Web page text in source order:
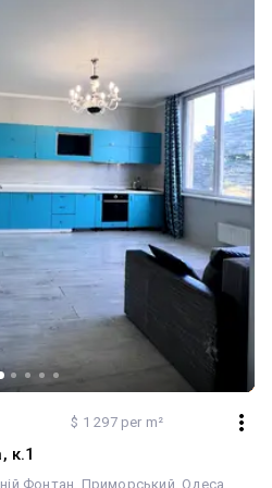
територія з ландшафтним
Контроль доступу на
електропостачання
заселення та не потребує
якісний ремонт,
до моря роблять цей обєкт
життя.
$ 1 297 per m²
к.1
Фонтан Приморський Одеса